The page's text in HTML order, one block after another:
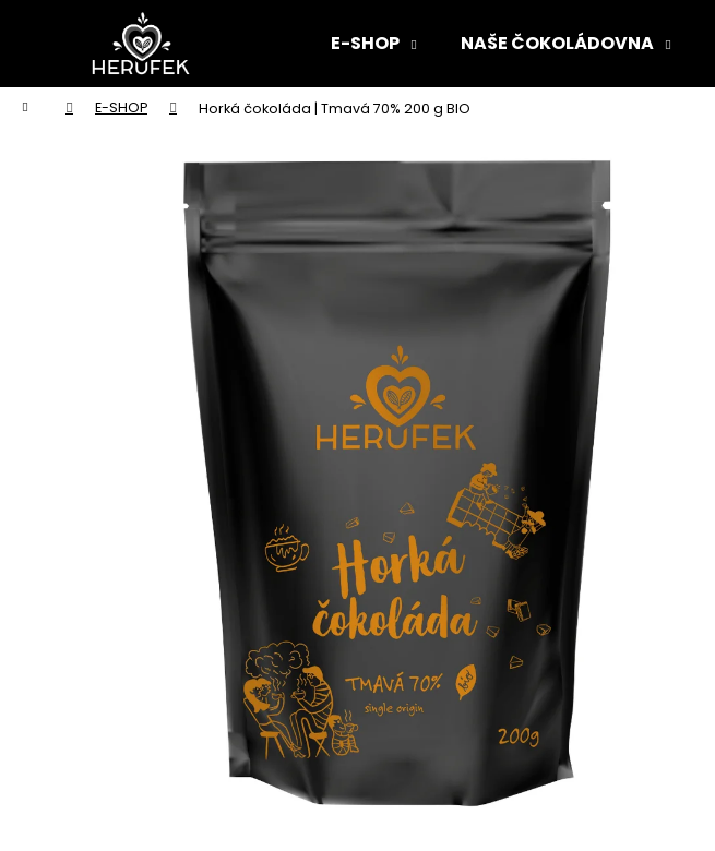
E-SHOP NAŠE ČOKOLÁDOVNA
Domů E-SHOP Horká čokoláda | Tmavá 70% 200 g BIO
í
Zpět
do
obchodu
Zpět
do
obchodu
Doporučujeme